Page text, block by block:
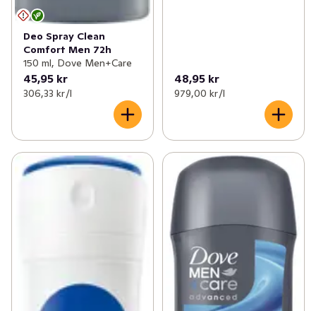
Deo Spray Clean
Comfort Men 72h
150 ml, Dove Men+Care
45,95 kr
306,33 kr /l
48,95 kr
979,00 kr /l